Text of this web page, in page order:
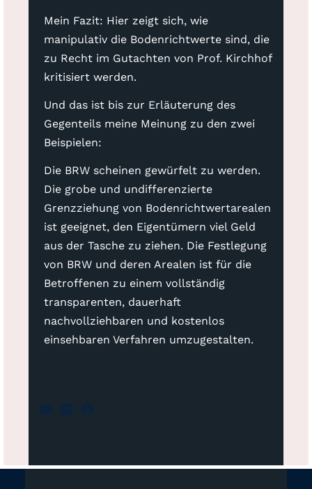
Mein Fazit: Hier zeigt sich, wie
manipulativ die Bodenrichtwerte sind, die
zu Recht im Gutachten von Prof. Kirchhof
kritisiert werden.
Und das ist bis zur Erläuterung des
Gegenteils meine Meinung zu den zwei
Beispielen:
Die BRW scheinen gewürfelt zu werden.
Die grobe und undifferenzierte
Grenzziehung von Bodenrichtwertarealen
ist geeignet, den Eigentümern viel Geld
aus der Tasche zu ziehen. Die Festlegung
von BRW und deren Arealen ist für die
Betroffenen zu einem vollständig
transparenten, dauerhaft
nachvollziehbaren und kostenlos
einsehbaren Verfahren umzugestalten.